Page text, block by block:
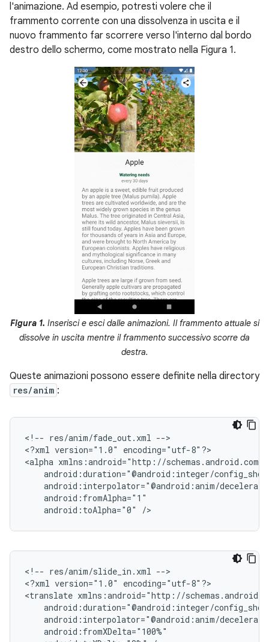
l'animazione. Ad esempio, potresti volere che il
frammento corrente con una dissolvenza in uscita e il
nuovo frammento far scorrere verso l'interno dal bordo
destro dello schermo, come mostrato nella Figura 1.
Figura 1. Inserisci e esci dalle animazioni. Il frammento attuale si
dissolve in uscita mentre il frammento successivo scorre da
destra.
Queste animazioni possono essere definite nella directory
res/anim :
<!-- res/anim/fade_out.xml -->
<?xml version="1.0"
encoding="utf-8"?>
<alpha
android:toAlpha="0"
<!-- res/anim/slide_in.xml -->
<?xml version="1.0"
encoding="utf-8"?>
<translate